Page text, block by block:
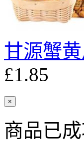
甘源蟹
£1.85
×
商品已